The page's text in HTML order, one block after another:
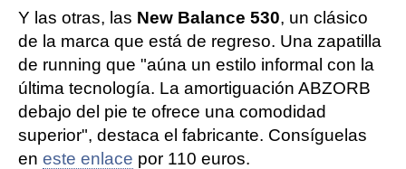
Y las otras, las New Balance 530, un clásico
de la marca que está de regreso. Una zapatilla
de running que "aúna un estilo informal con la
última tecnología. La amortiguación ABZORB
debajo del pie te ofrece una comodidad
superior", destaca el fabricante. Consíguelas
en este enlace por 110 euros.